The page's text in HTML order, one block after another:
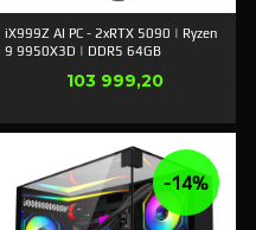
iX999Z AI PC - 2xRTX 5090 | Ryzen
9 9950X3D | DDR5 64GB
Pris
103 999,20
-14%